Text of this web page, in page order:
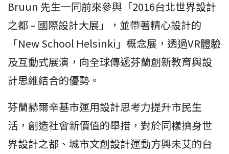
Bruun 先生一同前來參與「2016台北世界設計
之都 – 國際設計大展」，並帶著精心設計的
「New School Helsinki」概念展，透過VR體驗
及互動式展演，向全球傳遞芬蘭創新教育與設
計思維結合的優勢。
芬蘭赫爾辛基市運用設計思考力提升市民生
活，創造社會新價值的舉措，對於同樣擠身世
界設計之都、城市文創設計運動方興未艾的台